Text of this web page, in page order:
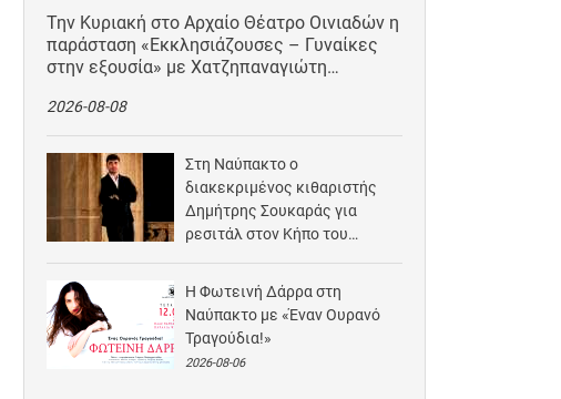
Την Κυριακή στο Αρχαίο Θέατρο Οινιαδών η
παράσταση «Εκκλησιάζουσες – Γυναίκες
στην εξουσία» με Χατζηπαναγιώτη…
2026-08-08
Στη Ναύπακτο ο
διακεκριμένος κιθαριστής
Δημήτρης Σουκαράς για
ρεσιτάλ στον Κήπο του
Η Φωτεινή Δάρρα στη
Ναύπακτο με «Έναν Ουρανό
Τραγούδια!»
2026-08-06